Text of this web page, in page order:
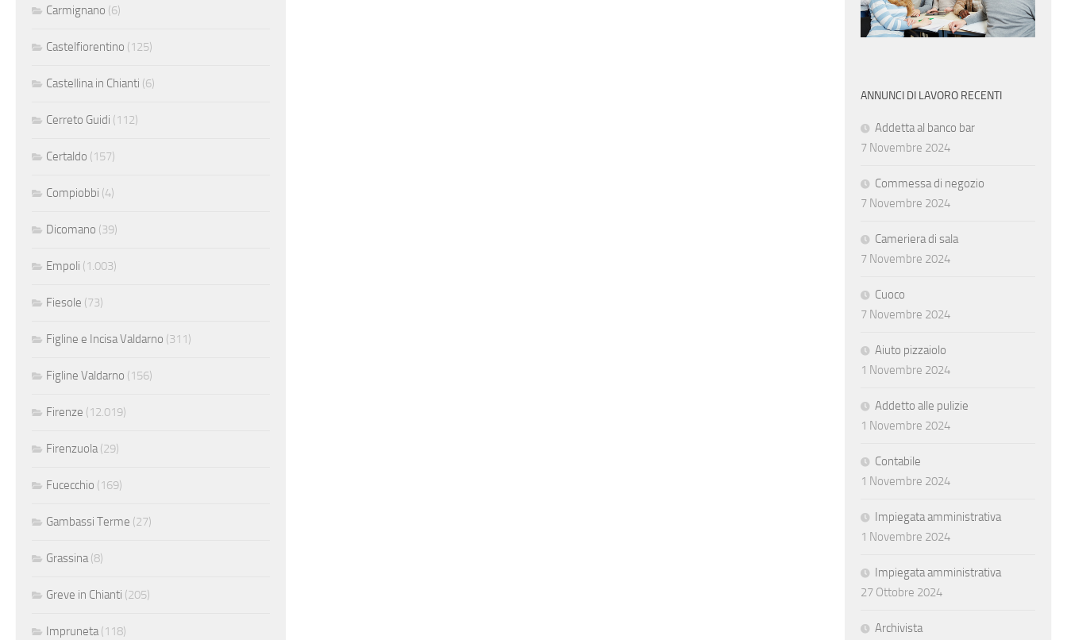
Carmignano (6)
Castelfiorentino (125)
Castellina in Chianti (6)
Cerreto Guidi (112)
Certaldo (157)
Compiobbi (4)
Dicomano (39)
Empoli (1.003)
Fiesole (73)
Figline e Incisa Valdarno (311)
Figline Valdarno (156)
Firenze (12.019)
Firenzuola(29)
Fucecchio (169)
Gambassi Terme (27)
Grassina(8)
Greve in Chianti (205)
Impruneta(118)
ANNUNCI DI LAVORO RECENTI
Addetta al banco bar
7 Novembre 2024
Commessa di negozio
7 Novembre 2024
Cameriera di sala
7 Novembre 2024
Cuoco
7 Novembre 2024
Aiuto pizzaiolo
1 Novembre 2024
Addetto alle pulizie
1 Novembre 2024
Contabile
1 Novembre 2024
Impiegata amministrativa
1 Novembre 2024
Impiegata amministrativa
27 Ottobre 2024
Archivista